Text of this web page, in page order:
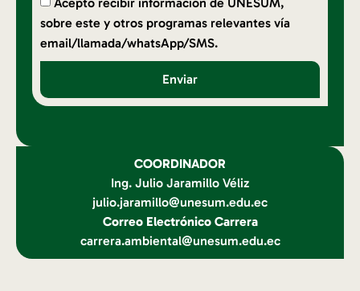
sobre este y otros programas relevantes vía
email/llamada/whatsApp/SMS.
Enviar
COORDINADOR
Ing. Julio Jaramillo Véliz
julio.jaramillo@unesum.edu.ec
Correo Electrónico Carrera
carrera.ambiental@unesum.edu.ec